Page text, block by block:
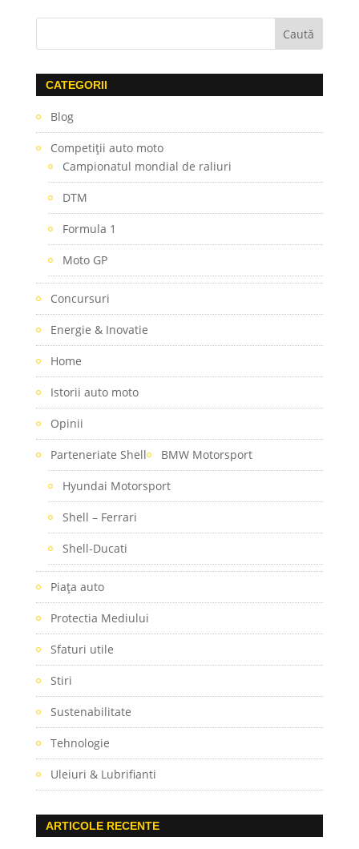
CATEGORII
Blog
Competiţii auto moto
Campionatul mondial de raliuri
DTM
Formula 1
Moto GP
Concursuri
Energie & Inovatie
Home
Istorii auto moto
Opinii
Parteneriate Shell BMW Motorsport
Hyundai Motorsport
Shell – Ferrari
Shell-Ducati
Piaţa auto
Protectia Mediului
Sfaturi utile
Stiri
Sustenabilitate
Tehnologie
Uleiuri & Lubrifianti
ARTICOLE RECENTE